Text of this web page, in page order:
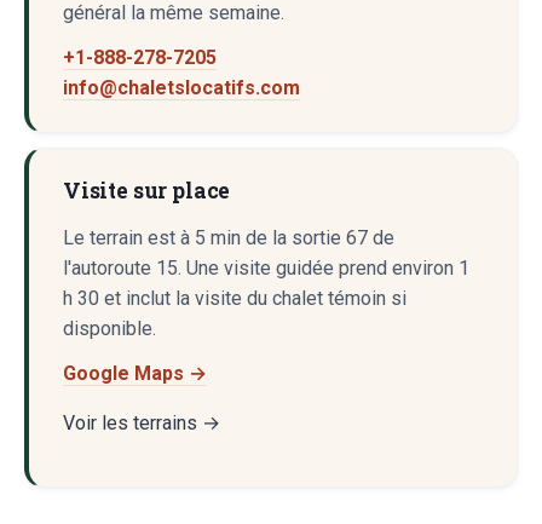
général la même semaine.
+1-888-278-7205
info@chaletslocatifs.com
Visite sur place
Le terrain est à 5 min de la sortie 67 de
l'autoroute 15. Une visite guidée prend environ 1
h 30 et inclut la visite du chalet témoin si
disponible.
Google Maps →
Voir les terrains →